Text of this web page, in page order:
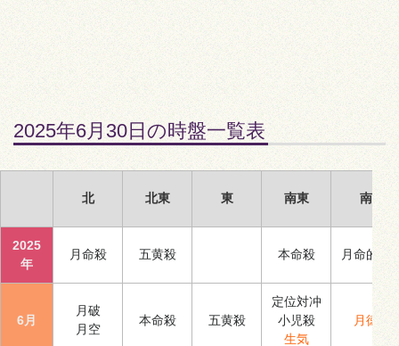
2025年6月30日の時盤一覧表
北 北東 東 南東 南
2025
年
月命殺 五黄殺 本命殺 月命的殺
6月
月破
月空
本命殺 五黄殺
定位対冲
小児殺
生気
月徳